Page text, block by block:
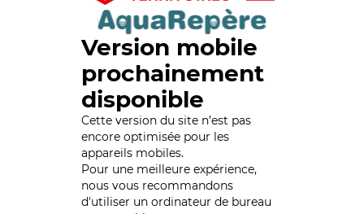
Version mobile
prochainement
disponible
Cette version du site n’est pas
encore optimisée pour les
appareils mobiles.
Pour une meilleure expérience,
nous vous recommandons
d'utiliser un ordinateur de bureau